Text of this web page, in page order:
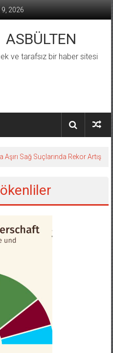
2026
ASBÜLTEN
ve tarafsız bir haber sitesi
Aşırı Sağ Suçlarında Rekor Artış